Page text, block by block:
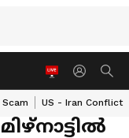
US - Iran Conflict